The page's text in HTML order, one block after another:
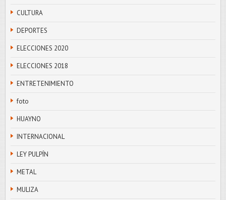
CULTURA
DEPORTES
ELECCIONES 2020
ELECCIONES 2018
ENTRETENIMIENTO
foto
HUAYNO
INTERNACIONAL
LEY PULPÍN
METAL
MULIZA